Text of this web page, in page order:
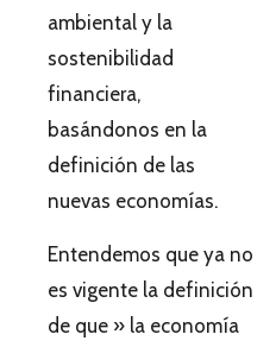
ambiental y la
sostenibilidad
financiera,
basándonos en la
definición de las
nuevas economías.
Entendemos que ya no
es vigente la definición
de que » la economía